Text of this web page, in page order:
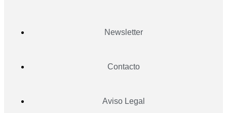
Newsletter
Contacto
Aviso Legal